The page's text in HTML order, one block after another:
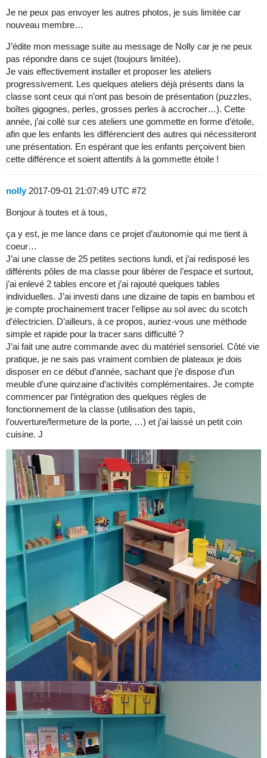
Je ne peux pas envoyer les autres photos, je suis limitée car
nouveau membre…
J’édite mon message suite au message de Nolly car je ne peux
pas répondre dans ce sujet (toujours limitée).
Je vais effectivement installer et proposer les ateliers
progressivement. Les quelques ateliers déjà présents dans la
classe sont ceux qui n’ont pas besoin de présentation (puzzles,
boîtes gigognes, perles, grosses perles à accrocher…). Cette
année, j’ai collé sur ces ateliers une gommette en forme d’étoile,
afin que les enfants les différencient des autres qui nécessiteront
une présentation. En espérant que les enfants perçoivent bien
cette différence et soient attentifs à la gommette étoile !
nolly 2017-09-01 21:07:49 UTC #72
Bonjour à toutes et à tous,
ça y est, je me lance dans ce projet d’autonomie qui me tient à
coeur…
J’ai une classe de 25 petites sections lundi, et j’ai redisposé les
différents pôles de ma classe pour libérer de l’espace et surtout,
j’ai enlevé 2 tables encore et j’ai rajouté quelques tables
individuelles. J’ai investi dans une dizaine de tapis en bambou et
je compte prochainement tracer l’ellipse au sol avec du scotch
d’électricien. D’ailleurs, à ce propos, auriez-vous une méthode
simple et rapide pour la tracer sans difficulté ?
J’ai fait une autre commande avec du matériel sensoriel. Côté vie
pratique, je ne sais pas vraiment combien de plateaux je dois
disposer en ce début d’année, sachant que j’e dispose d’un
meuble d’une quinzaine d’activités complémentaires. Je compte
commencer par l’intégration des quelques règles de
fonctionnement de la classe (utilisation des tapis,
l’ouverture/fermeture de la porte, …) et j’ai laissé un petit coin
cuisine. J